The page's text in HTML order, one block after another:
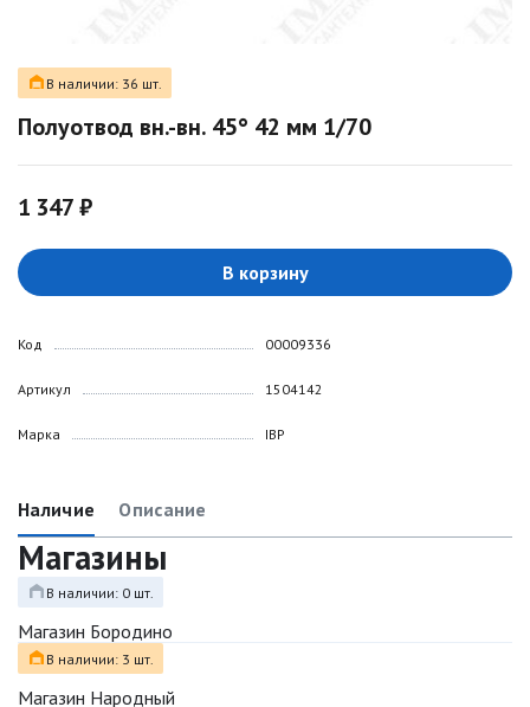
В наличии: 36 шт.
Полуотвод вн.-вн. 45° 42 мм 1/70
1 347 ₽
В корзину
Код
Артикул
Марка
00009336
1504142
IBP
Наличие Описание
Магазины
В наличии: 0 шт.
Магазин Бородино
В наличии: 3 шт.
Магазин Народный